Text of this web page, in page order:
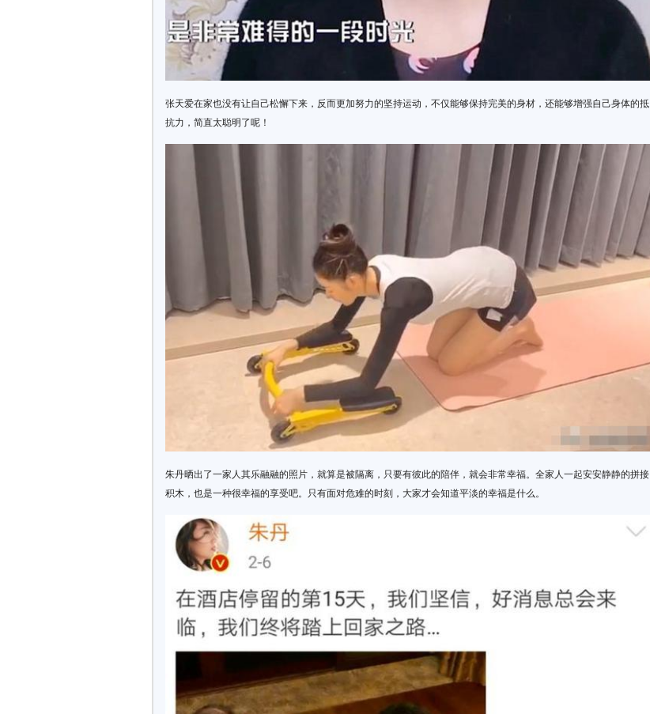
张天爱在家也没有让自己松懈下来，反而更加努力的坚持运动，不仅能够保持完美的身材，还能够增强自己身体的抵
抗力，简直太聪明了呢！
朱丹晒出了一家人其乐融融的照片，就算是被隔离，只要有彼此的陪伴，就会非常幸福。全家人一起安安静静的拼接
积木，也是一种很幸福的享受吧。只有面对危难的时刻，大家才会知道平淡的幸福是什么。